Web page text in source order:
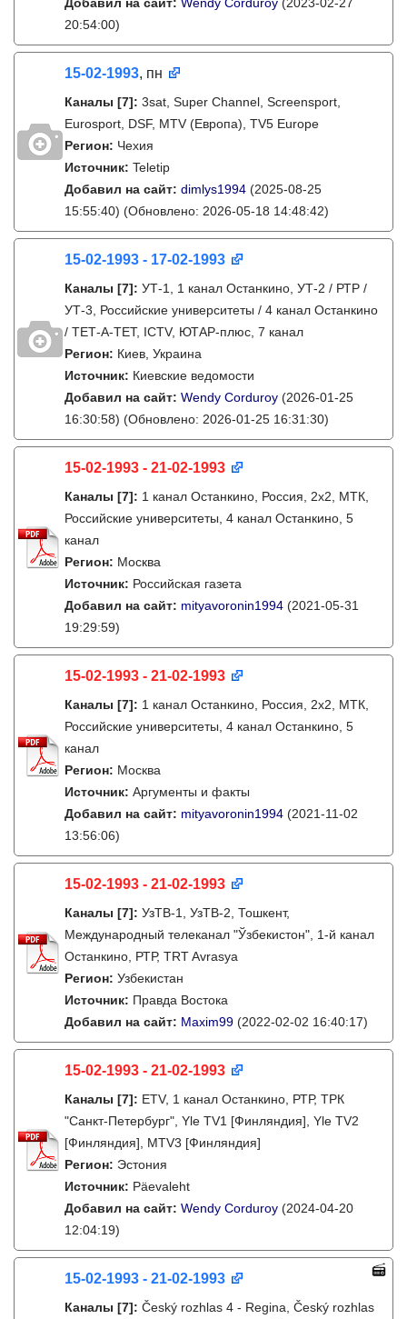
20:54:00)
15-02-1993, пн
Каналы [7]: 3sat, Super Channel, Screensport,
Eurosport, DSF, MTV (Европа), TV5 Europe
Регион: Чехия
Источник: Teletip
Добавил на сайт: dimlys1994 (2025-08-25
15:55:40) (Обновлено: 2026-05-18 14:48:42)
15-02-1993 - 17-02-1993
Каналы [7]: УТ-1, 1 канал Останкино, УТ-2 / РТР /
УТ-3, Российские университеты / 4 канал Останкино
/ ТЕТ-А-ТЕТ, ICTV, ЮТАР-плюс, 7 канал
Регион: Киев, Украина
Источник: Киевские ведомости
Добавил на сайт: Wendy Corduroy (2026-01-25
16:30:58) (Обновлено: 2026-01-25 16:31:30)
15-02-1993 - 21-02-1993
Каналы [7]: 1 канал Останкино, Россия, 2х2, МТК,
Российские университеты, 4 канал Останкино, 5
канал
Регион: Москва
Источник: Российская газета
Добавил на сайт: mityavoronin1994 (2021-05-31
19:29:59)
15-02-1993 - 21-02-1993
Каналы [7]: 1 канал Останкино, Россия, 2х2, МТК,
Российские университеты, 4 канал Останкино, 5
канал
Регион: Москва
Источник: Аргументы и факты
Добавил на сайт: mityavoronin1994 (2021-11-02
13:56:06)
15-02-1993 - 21-02-1993
Каналы [7]: УзТВ-1, УзТВ-2, Тошкент,
Международный телеканал "Ўзбекистон", 1-й канал
Останкино, РТР, TRT Avrasya
Регион: Узбекистан
Источник: Правда Востока
Добавил на сайт: Maxim99 (2022-02-02 16:40:17)
15-02-1993 - 21-02-1993
Каналы [7]: ETV, 1 канал Останкино, РТР, ТРК
"Санкт-Петербург", Yle TV1 [Финляндия], Yle TV2
[Финляндия], MTV3 [Финляндия]
Регион: Эстония
Источник: Päevaleht
Добавил на сайт: Wendy Corduroy (2024-04-20
12:04:19)
15-02-1993 - 21-02-1993
Каналы [7]: Český rozhlas 4 - Regina, Český rozhlas